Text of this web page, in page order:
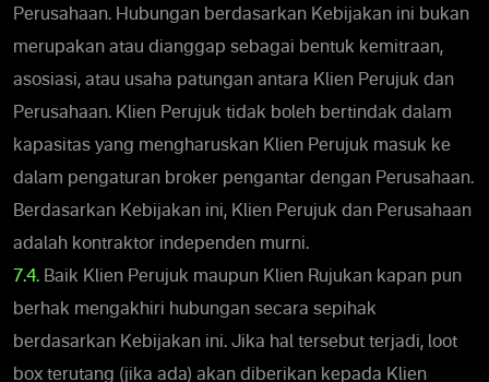
Perusahaan. Hubungan berdasarkan Kebijakan ini bukan
merupakan atau dianggap sebagai bentuk kemitraan,
asosiasi, atau usaha patungan antara Klien Perujuk dan
Perusahaan. Klien Perujuk tidak boleh bertindak dalam
kapasitas yang mengharuskan Klien Perujuk masuk ke
dalam pengaturan broker pengantar dengan Perusahaan.
Berdasarkan Kebijakan ini, Klien Perujuk dan Perusahaan
adalah kontraktor independen murni.
7.4. Baik Klien Perujuk maupun Klien Rujukan kapan pun
berhak mengakhiri hubungan secara sepihak
berdasarkan Kebijakan ini. Jika hal tersebut terjadi, loot
box terutang (jika ada) akan diberikan kepada Klien